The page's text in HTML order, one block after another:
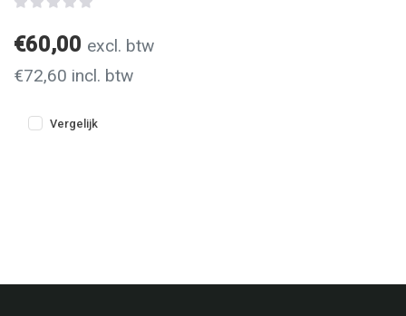
€60,00 excl. btw
€72,60 incl. btw
Vergelijk